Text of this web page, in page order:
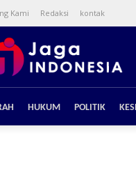
Kami Redaksi kontak
HUKUM POLITIK